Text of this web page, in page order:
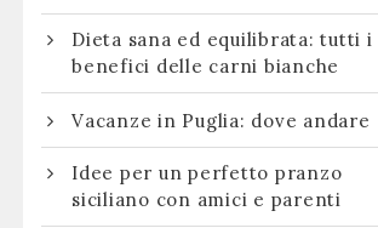
Dieta sana ed equilibrata: tutti i
benefici delle carni bianche
Vacanze in Puglia: dove andare
Idee per un perfetto pranzo
siciliano con amici e parenti